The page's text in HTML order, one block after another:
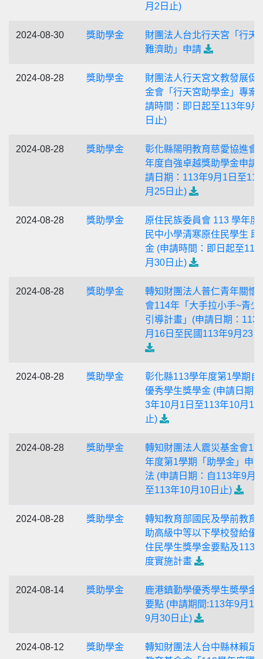
月2日止)
2024-08-30 獎助學金
財團法人台北行天宮「行天
難濟助」申請
2024-08-28 獎助學金
財團法人行天宮文教發展促
金會「行天宮助學金」專案
請時間：即日起至113年9月
日止)
2024-08-28 獎助學金
彰化縣陽明教育慈愛協進會
年度自強卓越獎助學金申請
請日期：113年9月1日至
月25日止)
2024-08-28 獎助學金
原住民族委員會 113 學年度
民中小學清寒原住民學生 助
金 (申請時間：即日起至113
月30日止)
2024-08-28 獎助學金
轉知財團法人普仁青年關懷
會114年「大手拉小手~青少
引導計畫」(申請日期：113
月16日至民國113年9月23
2024-08-28 獎助學金
彰化縣113學年度第1學期自
優秀學生獎學金 (申請日期
3年10月1日至113年10月15
止)
2024-08-28 獎助學金
轉知財團法人震災基金會
年度第1學期「助學金」申
法 (申請日期：自113年9月
至113年10月10日止)
2024-08-28 獎助學金
轉知教育部國民及學前教育
助高級中等以下學校發給優
住民學生獎學金要點及113
度實施計畫
2024-08-14 獎助學金
鹿港鎮勤學優秀學生奬學金
要點 (申請期間:113年9月1
9月30日止)
2024-08-12 獎助學金
轉知財團法人台中縣林賴足